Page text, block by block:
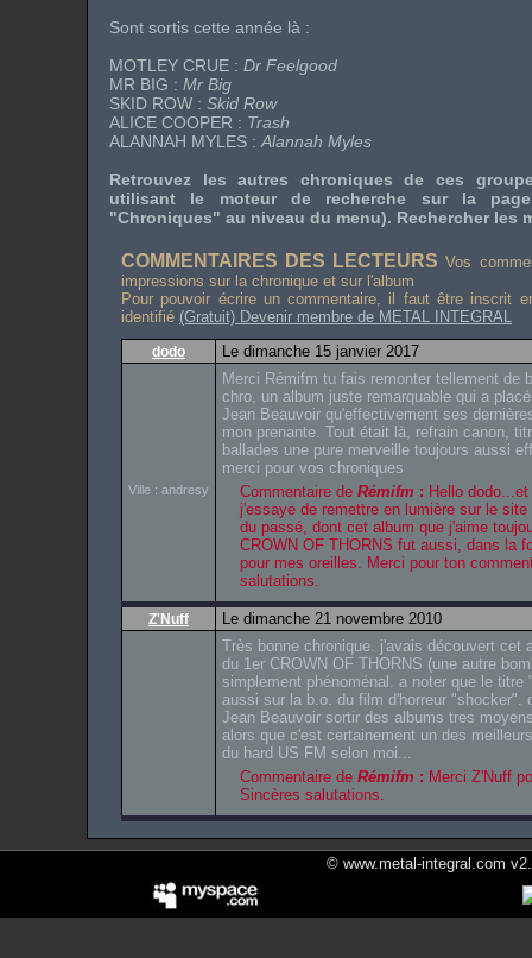
Sont sortis cette année là :
MOTLEY CRUE : Dr Feelgood
MR BIG : Mr Big
SKID ROW : Skid Row
ALICE COOPER : Trash
ALANNAH MYLES : Alannah Myles
Retrouvez les autres chroniques de ces
utilisant le moteur de recherche sur la
"Chroniques" au niveau du menu). Rechercher les
COMMENTAIRES DES LECTEURS Vos
impressions sur la chronique et sur l'album
Pour pouvoir écrire un commentaire, il faut être inscrit
identifié (Gratuit) Devenir membre de METAL INTEGRAL
dodo Le dimanche 15 janvier 2017
Ville : andresy
Merci Rémifm tu fais remonter tellement de
chro, un album juste remarquable qui a
Jean Beauvoir qu'effectivement ses
mon prenante. Tout était là, refrain canon,
ballades une pure merveille toujours aussi
merci pour vos chroniques
Commentaire de Rémifm : Hello
j'essaye de remettre en lumière sur le
du passé, dont cet album que j'aime
CROWN OF THORNS fut aussi, dans la
pour mes oreilles. Merci pour ton
salutations.
Z'Nuff
Le dimanche 21 novembre 2010
Très bonne chronique. j'avais découvert cet
du 1er CROWN OF THORNS (une autre
simplement phénoménal. a noter que le titre
aussi sur la b.o. du film d'horreur "shocker".
Jean Beauvoir sortir des albums tres
alors que c'est certainement un des
du hard US FM selon moi...
Commentaire de Rémifm : Merci Z'Nuff
Sincères salutations.
© www.metal-integral.com